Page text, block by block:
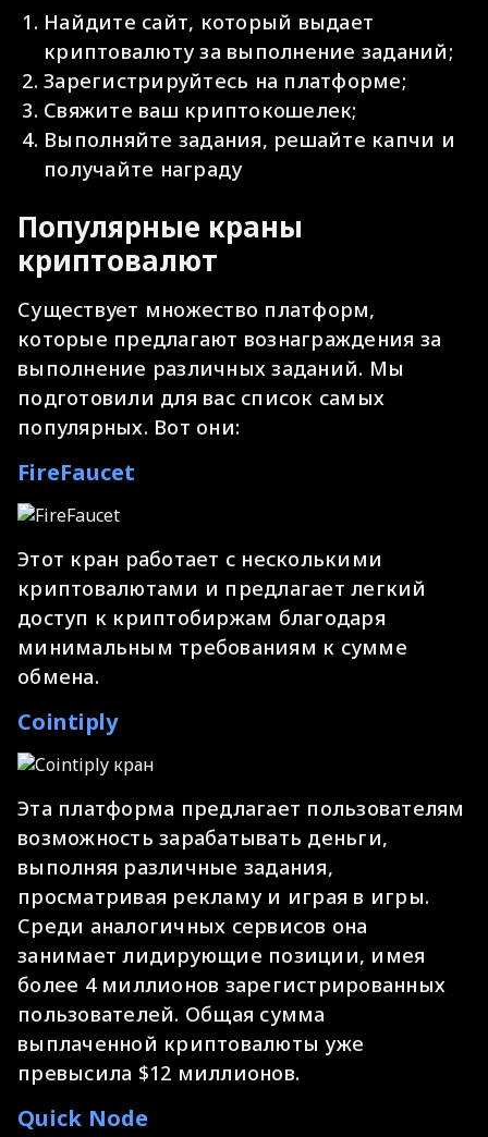
Найдите сайт, который выдает
криптовалюту за выполнение заданий;
Зарегистрируйтесь на платформе;
Свяжите ваш криптокошелек;
Выполняйте задания, решайте капчи и
получайте награду
Популярные краны
криптовалют
Существует множество платформ,
которые предлагают вознаграждения за
выполнение различных заданий. Мы
подготовили для вас список самых
популярных. Вот они:
FireFaucet
Этот кран работает с несколькими
криптовалютами и предлагает легкий
доступ к криптобиржам благодаря
минимальным требованиям к сумме
обмена.
Cointiply
Эта платформа предлагает пользователям
возможность зарабатывать деньги,
выполняя различные задания,
просматривая рекламу и играя в игры.
Среди аналогичных сервисов она
занимает лидирующие позиции, имея
более 4 миллионов зарегистрированных
пользователей. Общая сумма
выплаченной криптовалюты уже
превысила $12 миллионов.
Quick Node